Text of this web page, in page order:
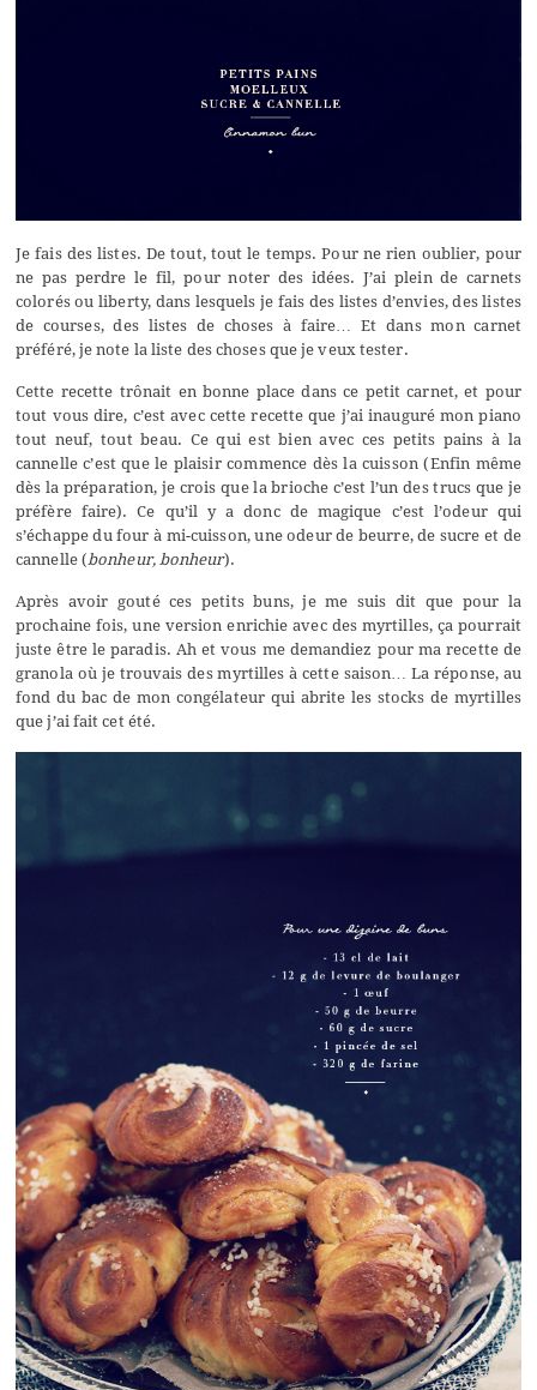
Je fais des listes. De tout, tout le temps. Pour ne rien oublier, pour
ne pas perdre le fil, pour noter des idées. J’ai plein de carnets
colorés ou liberty, dans lesquels je fais des listes d’envies, des listes
de courses, des listes de choses à faire… Et dans mon carnet
préféré, je note la liste des choses que je veux tester.
Cette recette trônait en bonne place dans ce petit carnet, et pour
tout vous dire, c’est avec cette recette que j’ai inauguré mon piano
tout neuf, tout beau. Ce qui est bien avec ces petits pains à la
cannelle c’est que le plaisir commence dès la cuisson (Enfin même
dès la préparation, je crois que la brioche c’est l’un des trucs que je
préfère faire). Ce qu’il y a donc de magique c’est l’odeur qui
s’échappe du four à mi-cuisson, une odeur de beurre, de sucre et de
cannelle (bonheur, bonheur).
Après avoir gouté ces petits buns, je me suis dit que pour la
prochaine fois, une version enrichie avec des myrtilles, ça pourrait
juste être le paradis. Ah et vous me demandiez pour ma recette de
granola où je trouvais des myrtilles à cette saison… La réponse, au
fond du bac de mon congélateur qui abrite les stocks de myrtilles
que j’ai fait cet été.